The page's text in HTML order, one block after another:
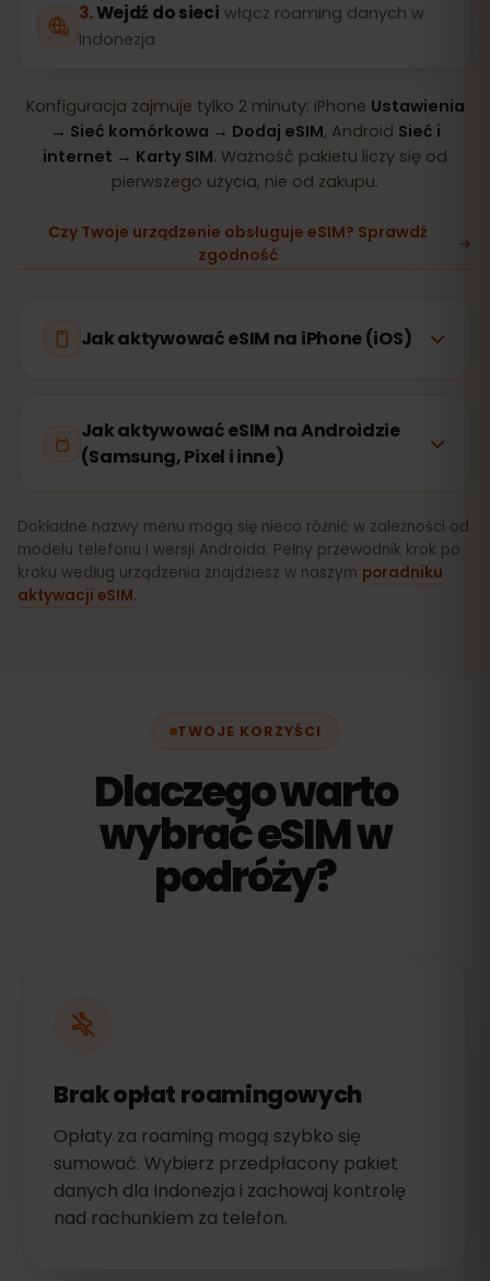
Wejdź do sieci włącz roaming danych w
Indonezja
Konfiguracja zajmuje tylko 2 minuty: iPhone Ustawienia
→ Sieć komórkowa → Dodaj eSIM, Android Sieć i
internet → Karty SIM. Ważność pakietu liczy się od
pierwszego użycia, nie od zakupu.
Czy Twoje urządzenie obsługuje eSIM? Sprawdź
zgodność
Jak aktywować eSIM na iPhone (iOS)
Jak aktywować eSIM na Androidzie
(Samsung, Pixel i inne)
Dokładne nazwy menu mogą się nieco różnić w zależności od
modelu telefonu i wersji Androida. Pełny przewodnik krok po
kroku według urządzenia znajdziesz w naszym poradniku
aktywacji eSIM.
TWOJE KORZYŚCI
Dlaczego warto
wybrać eSIM w
podróży?
Brak opłat roamingowych
Opłaty za roaming mogą szybko się
sumować. Wybierz przedpłacony pakiet
danych dla Indonezja i zachowaj kontrolę
nad rachunkiem za telefon.